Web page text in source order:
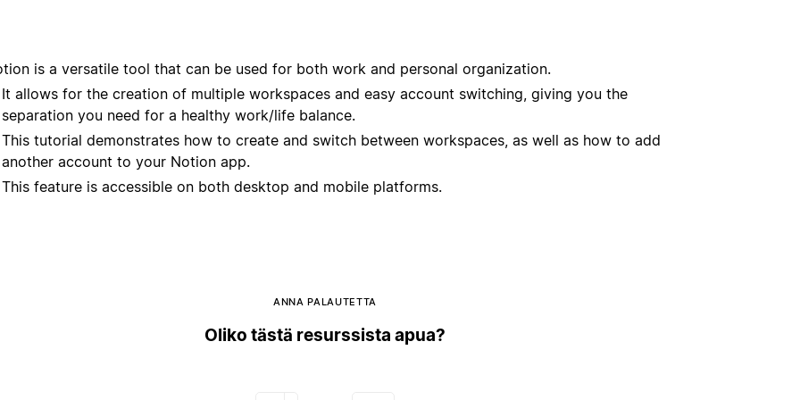
is a versatile tool that can be used for both work and personal organization.
It allows for the creation of multiple workspaces and easy account switching, giving you the
separation you need for a healthy work/life balance.
This tutorial demonstrates how to create and switch between workspaces, as well as how to add
another account to your Notion app.
This feature is accessible on both desktop and mobile platforms.
ANNA PALAUTETTA
Oliko tästä resurssista apua?